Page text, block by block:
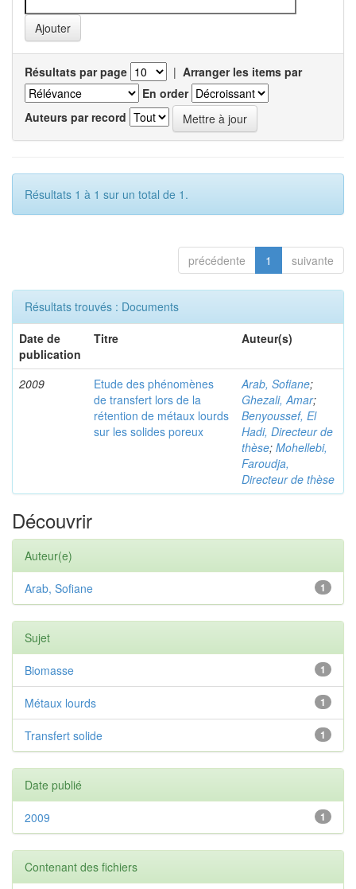
Résultats par page | Arranger les items par
En order
Auteurs par record
Résultats 1 à 1 sur un total de 1.
précédente 1 suivante
Résultats trouvés : Documents
Date de
publication
Titre Auteur(s)
2009
Etude des phénomènes
de transfert lors de la
rétention de métaux lourds
sur les solides poreux
Arab, Sofiane;
Ghezali, Amar;
Benyoussef, El
Hadi, Directeur de
thèse; Mohellebi,
Faroudja,
Directeur de thèse
Découvrir
Auteur(e)
1
Arab, Sofiane
Sujet
1
Biomasse
1
Métaux lourds
1
Transfert solide
Date publié
1
2009
Contenant des fichiers